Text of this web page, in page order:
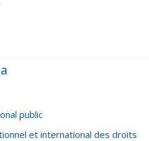
de l'information (vie
noms de domaine,
public
et international des droits